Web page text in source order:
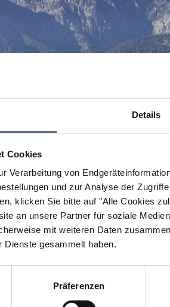
Details
Cookies
Verarbeitung von
und zur Analyse der
klicken Sie bitte auf "Alle Cookies
an unsere Partner für soziale
mit weiteren Daten
Dienste gesammelt haben.
Präferenzen